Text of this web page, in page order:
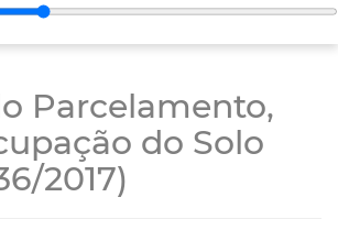
Parcelamento,
do Solo
2017)